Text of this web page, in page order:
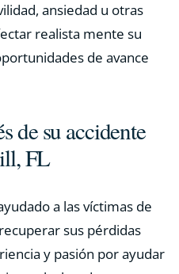
ansiedad u otras
realista mente su
de avance
de su accidente
FL
a las víctimas de
sus pérdidas
y pasión por ayudar